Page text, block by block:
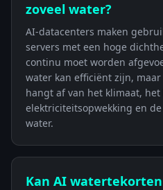
zoveel water?
AI-datacenters maken
servers met een hoge
continu moet worden
water kan efficiënt zijn,
hangt af van het klimaat,
elektriciteitsopwekking en
water.
Kan AI